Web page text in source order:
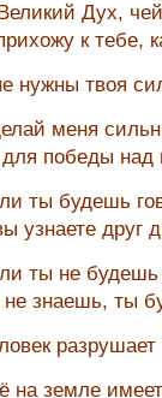
Дух,
к тебе,
нужны твоя
меня
для победы
ты будешь
узнаете друг
ты не будешь
знаешь, ты
на земле